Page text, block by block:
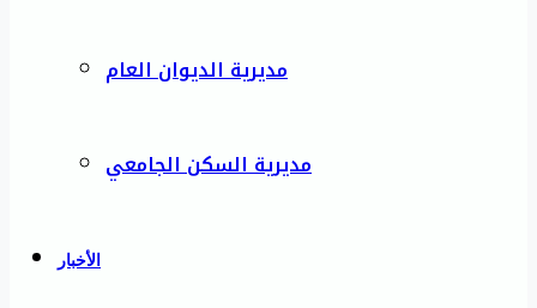
مديرية الديوان العام
مديرية السكن الجامعي
الأخبار